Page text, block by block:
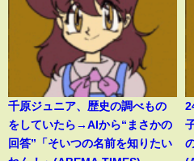
千原ジュニア、歴史の調べもの
をしていたら→AIから“まさかの
回答”「そいつの名前を知りたい